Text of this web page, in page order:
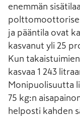
enemmän
ja pääntila ovat
kasvanut yli 25
Kun
kasvaa 1 243
Monipuolisuutta
75 kg:n
helposti kahden